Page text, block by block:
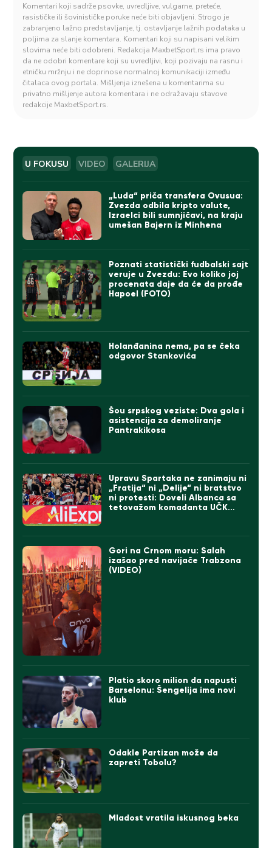
Komentari koji sadrže psovke, uvredljive, vulgarne, preteće,
rasističke ili šovinističke poruke neće biti objavljeni. Strogo je
zabranjeno lažno predstavljanje, tj. ostavljanje lažnih podataka u
poljima za slanje komentara. Komentari koji su napisani velikim
slovima neće biti odobreni. Redakcija MaxbetSport.rs ima pravo
da ne odobri komentare koji su uvredljivi, koji pozivaju na rasnu i
etničku mržnju i ne doprinose normalnoj komunikaciji između
čitalaca ovog portala. Mišljenja iznešena u komentarima su
privatno mišljenje autora komentara i ne odražavaju stavove
redakcije MaxbetSport.rs.
U FOKUSU VIDEO GALERIJA
„Luda“ priča transfera Ovusua:
Zvezda odbila kripto valute,
Izraelci bili sumnjičavi, na kraju
umešan Bajern iz Minhena
Poznati statistički fudbalski sajt
veruje u Zvezdu: Evo koliko joj
procenata daje da će da prođe
Hapoel (FOTO)
Holanđanina nema, pa se čeka
odgovor Stankovića
Šou srpskog veziste: Dva gola i
asistencija za demoliranje
Pantrakikosa
Upravu Spartaka ne zanimaju ni
„Fratija“ ni „Delije“ ni bratstvo
ni protesti: Doveli Albanca sa
tetovažom komadanta UČK
Gori na Crnom moru: Salah
izašao pred navijače Trabzona
(VIDEO)
Platio skoro milion da napusti
Barselonu: Šengelija ima novi
klub
Odakle Partizan može da
zapreti Tobolu?
Mladost vratila iskusnog beka